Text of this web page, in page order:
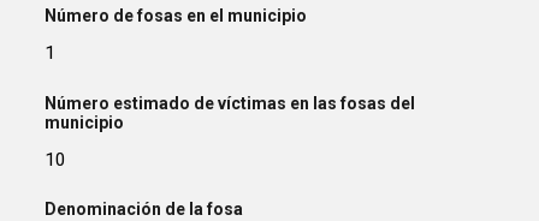
Número de fosas en el municipio
1
Número estimado de víctimas en las fosas del
municipio
10
Denominación de la fosa